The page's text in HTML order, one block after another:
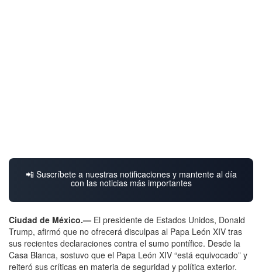
📲 Suscríbete a nuestras notificaciones y mantente al día
con las noticias más importantes
Ciudad de México.— El presidente de Estados Unidos, Donald
Trump, afirmó que no ofrecerá disculpas al Papa León XIV tras
sus recientes declaraciones contra el sumo pontífice. Desde la
Casa Blanca, sostuvo que el Papa León XIV “está equivocado” y
reiteró sus críticas en materia de seguridad y política exterior.